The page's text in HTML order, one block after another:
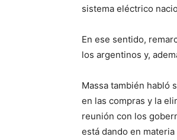
sistema eléctrico
En ese sentido,
los argentinos y,
Massa también habló
en las compras y la
reunión con los
está dando en